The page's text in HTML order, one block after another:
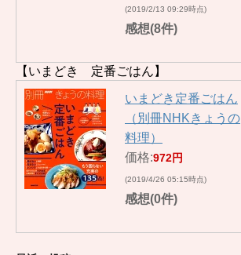
(2019/2/13 09:29時点)
感想(8件)
【いまどき 定番ごはん】
いまどき定番ごはん
（別冊NHKきょうの
料理）
価格:972円
(2019/4/26 05:15時点)
感想(0件)